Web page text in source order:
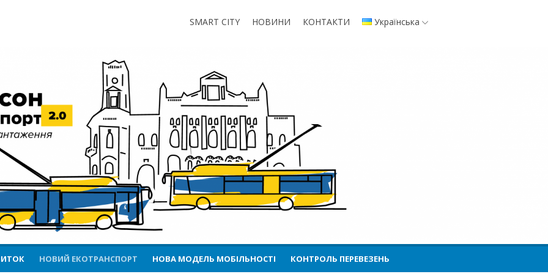
SMART CITY НОВИНИ КОНТАКТИ Українська
НОВИЙ ЕКОТРАНСПОРТ НОВА МОДЕЛЬ МОБІЛЬНОСТІ КОНТРОЛЬ ПЕРЕВЕЗЕНЬ